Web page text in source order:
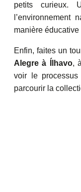
petits curieux.
manière éducative
Enfin, faites un
Alegre à Ílhavo,
voir le
parcourir la